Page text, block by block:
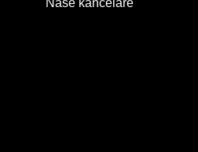
Naše kanceláře